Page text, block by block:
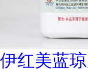
伊红美蓝琼